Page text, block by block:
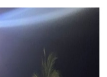
Y Comienza Una Nueva Vida
Mil Empleos; Solo Generó 262 Mil
Destruye Edificios Y Puentes En
Mejor Alcalde De Jalisco, Según
Camiones Al Corredor Bahía
Lemus Más Ministerios Públicos Para
En Puerto Vallarta Registra 80% De